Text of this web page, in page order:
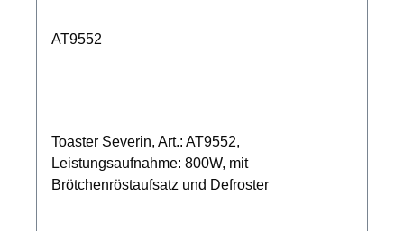
AT9552
Toaster Severin, Art.: AT9552,
Leistungsaufnahme: 800W, mit
Brötchenröstaufsatz und Defroster